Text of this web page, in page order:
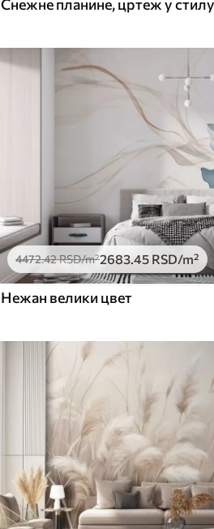
4472.42RSD/m²2683.45 RSD/m²
Нежан велики цвет